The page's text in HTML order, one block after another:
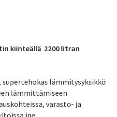
kiinteällä 2200 litran
lämmitysyksikkö
lämmittämiseen
varasto- ja